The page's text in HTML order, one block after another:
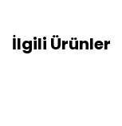
İlgili Ürünler